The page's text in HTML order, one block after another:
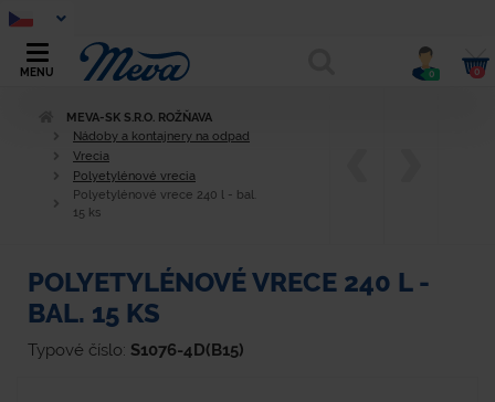
MENU 0 0
MEVA-SK S.R.O. ROŽŇAVA
Nádoby a kontajnery na odpad
Vrecia
Polyetylénové vrecia
Polyetylénové vrece 240 l - bal.
15 ks
POLYETYLÉNOVÉ VRECE 240 L -
BAL. 15 KS
Typové číslo: S1076-4D(B15)